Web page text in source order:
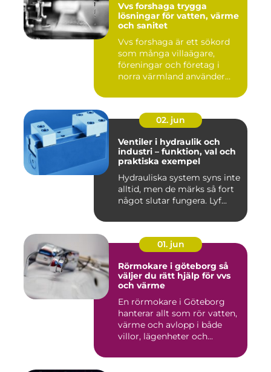
Vvs forshaga trygga
lösningar för vatten, värme
och sanitet
Vvs forshaga är ett sökord
som många villaägare,
föreningar och företag i
norra värmland använder
02. jun
Ventiler i hydraulik och
industri – funktion, val och
praktiska exempel
Hydrauliska system syns inte
alltid, men de märks så fort
något slutar fungera. Lyf...
01. jun
Rörmokare i göteborg så
väljer du rätt hjälp för vvs
och värme
En rörmokare i Göteborg
hanterar allt som rör vatten,
värme och avlopp i både
villor, lägenheter och...